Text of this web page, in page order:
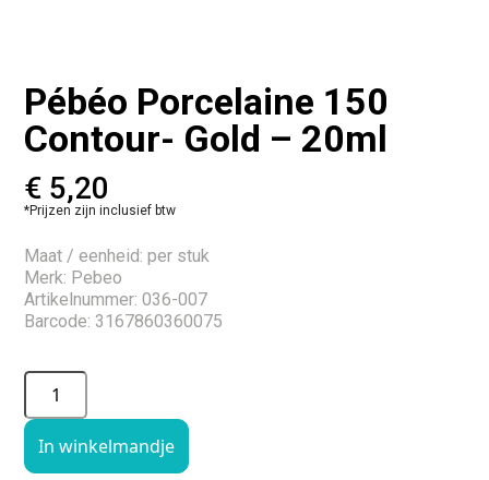
Pébéo Porcelaine 150
Contour- Gold – 20ml
€ 5,20
*Prijzen zijn inclusief btw
Maat / eenheid: per stuk
Merk: Pebeo
Artikelnummer: 036-007
Barcode: 3167860360075
In winkelmandje